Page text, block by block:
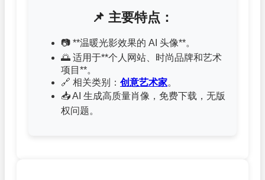
📌 主要特点：
📷 **温暖光影效果的 AI 头像**。
🌅 适用于**个人网站、时尚品牌和艺术
项目**。
🔗 相关类别： 创意艺术家。
📥 AI 生成高质量肖像，免费下载，无版
权问题。